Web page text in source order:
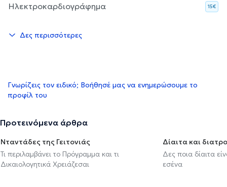
Ηλεκτροκαρδιογράφημα 15€
Δες περισσότερες
Γνωρίζεις τον ειδικό; Βοήθησέ μας να ενημερώσουμε το
προφίλ του
Προτεινόμενα άρθρα
Νταντάδες της Γειτονιάς
Τι περιλαμβάνει το Πρόγραμμα και τι
Δικαιολογητικά Χρειάζεσαι
Δίαιτα και
Δες ποια δίαιτα
εσένα